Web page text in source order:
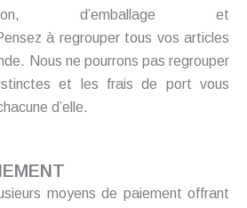
d’emballage et
à regrouper tous vos articles
Nous ne pourrons pas regrouper
et les frais de port vous
d’elle.
moyens de paiement offrant